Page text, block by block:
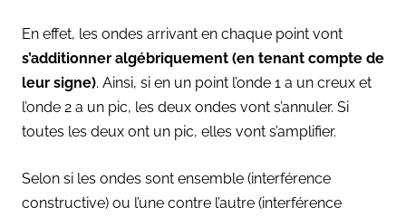
En effet, les ondes arrivant en chaque point vont
s’additionner algébriquement (en tenant compte de
leur signe). Ainsi, si en un point l’onde 1 a un creux et
l’onde 2 a un pic, les deux ondes vont s’annuler. Si
toutes les deux ont un pic, elles vont s’amplifier.
Selon si les ondes sont ensemble (interférence
constructive) ou l’une contre l’autre (interférence